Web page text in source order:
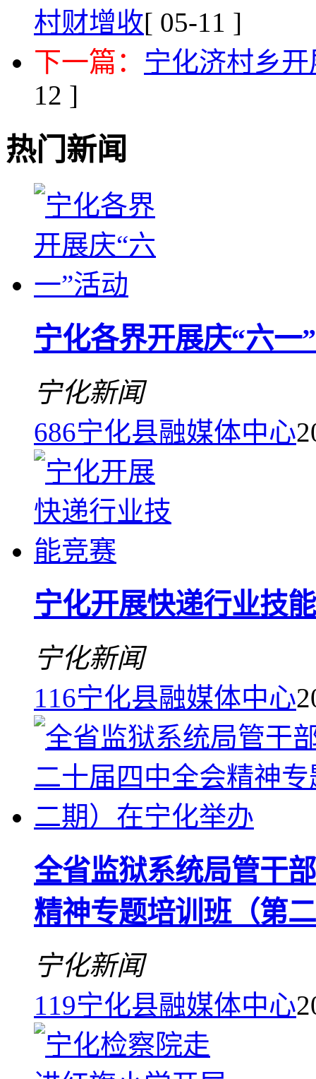
村财增收[ 05-11 ]
下一篇： 宁化济村乡
12 ]
热门新闻
宁化各界开展庆“六一
宁化新闻
686宁化县融媒体中心
宁化开展快递行业技
宁化新闻
116宁化县融媒体中心
全省监狱系统局管干
精神专题培训班（第
宁化新闻
119宁化县融媒体中心